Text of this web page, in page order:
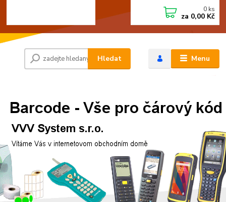
Menu
Hledat
0 ks
za 0,00 Kč